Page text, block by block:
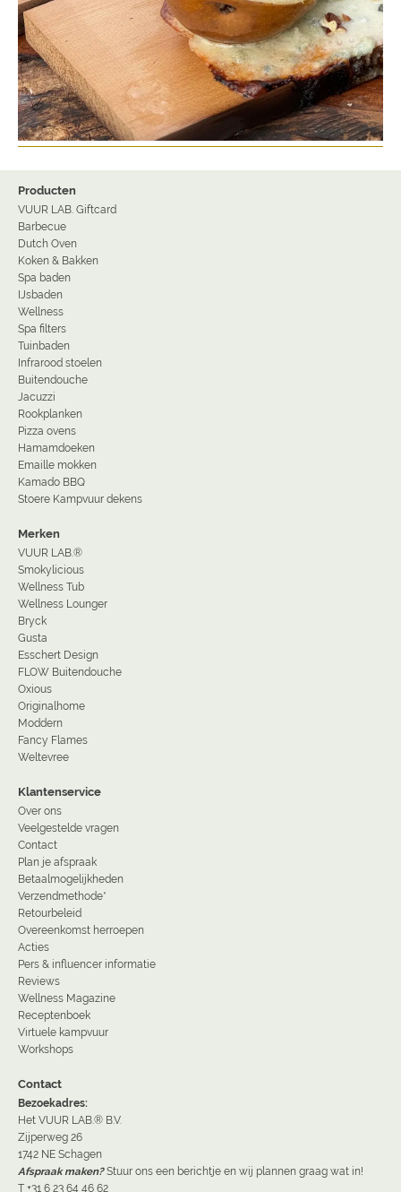
Producten
VUUR LAB. Giftcard
Barbecue
Dutch Oven
Koken & Bakken
Spa baden
IJsbaden
Wellness
Spa filters
Tuinbaden
Infrarood stoelen
Buitendouche
Jacuzzi
Rookplanken
Pizza ovens
Hamamdoeken
Emaille mokken
Kamado BBQ
Stoere Kampvuur dekens
Merken
VUUR LAB.®
Smokylicious
Wellness Tub
Wellness Lounger
Bryck
Gusta
Esschert Design
FLOW Buitendouche
Oxious
Originalhome
Moddern
Fancy Flames
Weltevree
Klantenservice
Over ons
Veelgestelde vragen
Contact
Plan je afspraak
Betaalmogelijkheden
Verzendmethode*
Retourbeleid
Overeenkomst herroepen
Acties
Pers & influencer informatie
Reviews
Wellness Magazine
Receptenboek
Virtuele kampvuur
Workshops
Contact
Bezoekadres:
Het VUUR LAB.® B.V.
Zijperweg 26
1742 NE Schagen
Afspraak maken? Stuur ons een berichtje en wij plannen graag wat in!
T +31 6 23 64 46 62